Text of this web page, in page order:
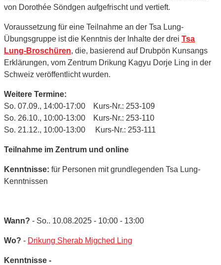
von Dorothée Söndgen aufgefrischt und vertieft.
Voraussetzung für eine Teilnahme an der Tsa Lung-
Übungsgruppe ist die Kenntnis der Inhalte der drei Tsa
Lung-Broschüren, die, basierend auf Drubpön Kunsangs
Erklärungen, vom Zentrum Drikung Kagyu Dorje Ling in der
Schweiz veröffentlicht wurden.
Weitere Termine:
So. 07.09., 14:00-17:00 Kurs-Nr.: 253-109
So. 26.10., 10:00-13:00 Kurs-Nr.: 253-110
So. 21.12., 10:00-13:00 Kurs-Nr.: 253-111
Teilnahme im Zentrum und online
Kenntnisse: für Personen mit grundlegenden Tsa Lung-
Kenntnissen
Wann? - So.. 10.08.2025 - 10:00 - 13:00
Wo? - Drikung Sherab Migched Ling
Kenntnisse -